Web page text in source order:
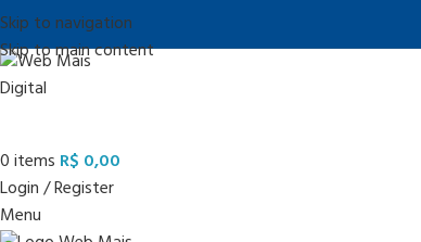
Skip to navigation
Skip to main content
0items R$ 0,00
Login / Register
Menu